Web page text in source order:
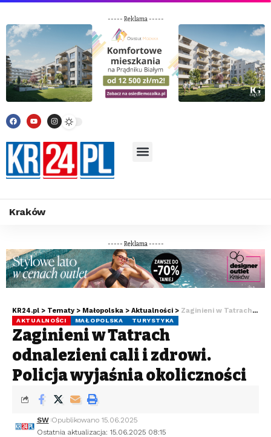
----- Reklama -----
Kraków
----- Reklama -----
KR24.pl > Tematy > Małopolska > Aktualności > Zaginieni w Tatrach odnalezieni cali i zdrowi. Policja wyjaśnia okoliczności
AKTUALNOŚCI MAŁOPOLSKA TURYSTYKA
Zaginieni w Tatrach
odnalezieni cali i zdrowi.
Policja wyjaśnia okoliczności
Ostatnia aktualizacja: 15.06.2025 08:15
SW Opublikowano 15.06.2025